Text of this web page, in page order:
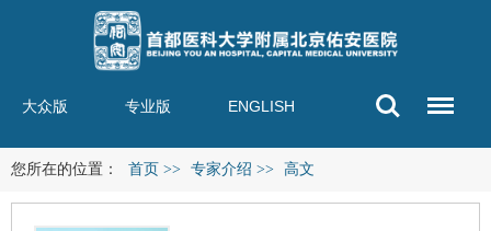
大众版 专业版 ENGLISH
您所在的位置： 首页 >> 专家介绍 >> 高文